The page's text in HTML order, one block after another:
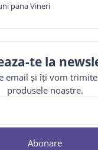
pana Vineri
te la
email și îți vom
produsele noastre.
Abonare